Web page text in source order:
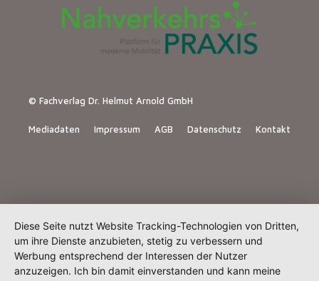
© Fachverlag Dr. Helmut Arnold GmbH
Mediadaten Impressum AGB Datenschutz Kontakt
Diese Seite nutzt Website Tracking-Technologien von Dritten,
um ihre Dienste anzubieten, stetig zu verbessern und
Werbung entsprechend der Interessen der Nutzer
anzuzeigen. Ich bin damit einverstanden und kann meine